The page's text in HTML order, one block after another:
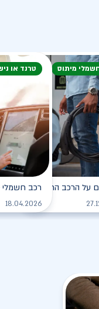
לקריאה
מיתוס
על הרכב החשמלי שכדאי
טרנד או
רכב חשמלי
18.04.2026